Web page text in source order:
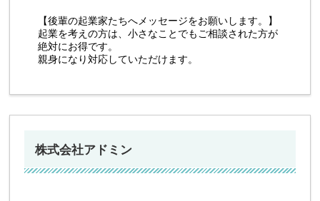
【後輩の起業家たちへメッセージをお願いします。】
起業を考えの方は、小さなことでもご相談された方が
絶対にお得です。
親身になり対応していただけます。
株式会社アドミン